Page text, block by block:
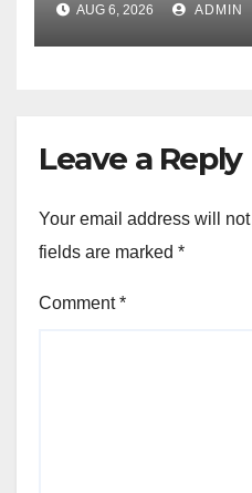
AUG 6, 2026 ADMIN
Leave a Reply
Your email address will
fields are marked *
Comment*